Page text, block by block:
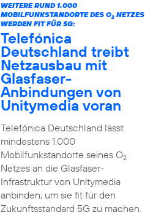
WEITERE RUND 1.000
MOBILFUNKSTANDORTE DES O2NETZES
WERDEN FIT FÜR 5G:
Telefónica
Deutschland treibt
Netzausbau mit
Glasfaser-
Anbindungen von
Unitymedia voran
Telefónica Deutschland lässt
mindestens 1.000
Mobilfunkstandorte seines O2
Netzes an die Glasfaser-
Infrastruktur von Unitymedia
anbinden, um sie fit für den
Zukunftsstandard 5G zu machen.